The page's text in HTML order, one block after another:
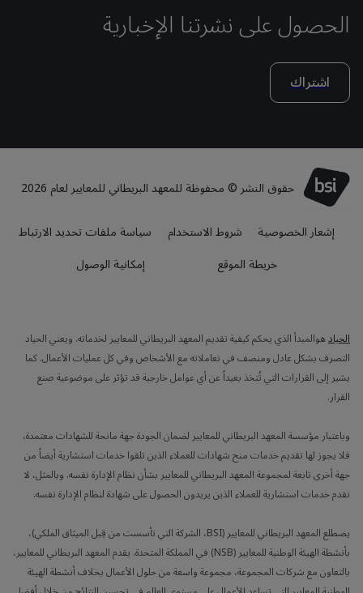
الحصول على نشرتنا الإخبارية
اشتراك
حقوق النشر © محفوظة للمعهد البريطاني للمعايير لعام 2026
إشعار الخصوصية
شروط الاستخدام
سياسة ملفات تحديد الارتباط
خريطة الموقع
إمكانية الوصول
الحيادهوالمبدأ الذي يحكم كيفية تقديم المعهد البريطاني للمعايير لخدماته. ويعني الحياد
التصرف بشكل عادل ومنصف في تعاملاته مع الأشخاص وفي كل عمليات الأعمال. كما
يشير إلى القرارات التي تُتخذ بعيداً عن أي عوامل خارجية قد تؤثر على موضوعية صنع
القرار.
وباعتبار مؤسسة المعهد البريطاني للمعايير لضمان الجودة جهة مانحة للشهادات معتمدة،
فلا يجوز لها تقديم خدمات منح شهادات للعملاء الذين تلقوا خدمات استشارية أيضاً من
جهة أخرى تابعة لمجموعة المعهد البريطاني للمعايير بشأن نظام الإدارة نفسه. وبالمثل، لا
نقدم خدمات استشارية للعملاء الذين يريدون الحصول على شهادة لنظام الإدارة نفسه.
يضطلع المعهد البريطاني للمعايير (BSI، الشركة التي تأسست من قِبل الميثاق الملكي)،
بأنشطة الهيئة الوطنية للمعايير (NSB) في المملكة المتحدة. يقدم المعهد البريطاني للمعايير،
بالتعاون مع شركات المجموعة، مجموعة واسعة من حلول الأعمال بخلاف أنشطة الهيئة